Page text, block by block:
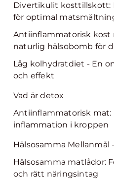
Divertikulit kosttillskott:
för optimal
Antiinflammatorisk kost
naturlig hälsobomb för
Låg kolhydratdiet - En
och effekt
Vad är detox
Antiinflammatorisk
inflammation i kroppen
Hälsosamma Mellanmål
Hälsosamma matlådor:
och rätt näringsintag